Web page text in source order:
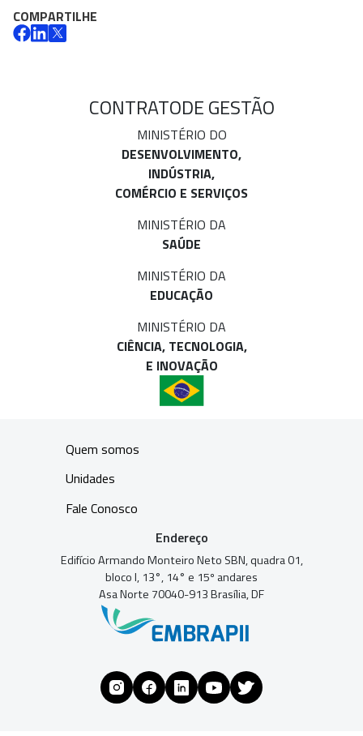
COMPARTILHE
CONTRATODE GESTÃO
MINISTÉRIO DO
DESENVOLVIMENTO,
INDÚSTRIA,
COMÉRCIO E SERVIÇOS
MINISTÉRIO DA
SAÚDE
MINISTÉRIO DA
EDUCAÇÃO
MINISTÉRIO DA
CIÊNCIA, TECNOLOGIA,
E INOVAÇÃO
Quem somos
Unidades
Fale Conosco
Endereço
Edifício Armando Monteiro Neto SBN, quadra 01,
bloco I, 13°, 14° e 15º andares
Asa Norte 70040-913 Brasília, DF